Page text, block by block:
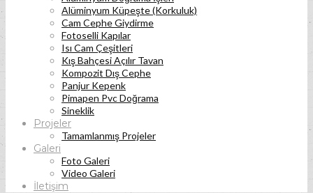
Alüminyum Küpeşte (Korkuluk)
Cam Cephe Giydirme
Fotoselli Kapılar
Isı Cam Çeşitleri
Kış Bahçesi Açılır Tavan
Kompozit Dış Cephe
Panjur Kepenk
Pimapen Pvc Doğrama
Sineklik
Projeler
Tamamlanmış Projeler
Galeri
Foto Galeri
Video Galeri
İletişim